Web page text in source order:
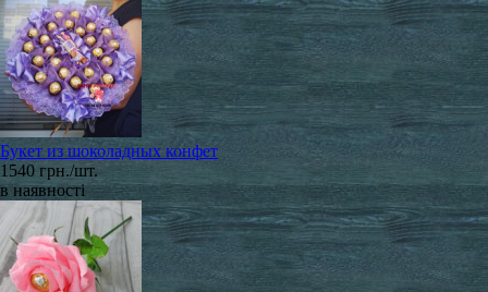
Букет из шоколадных конфет
1540 грн./шт.
в наявності